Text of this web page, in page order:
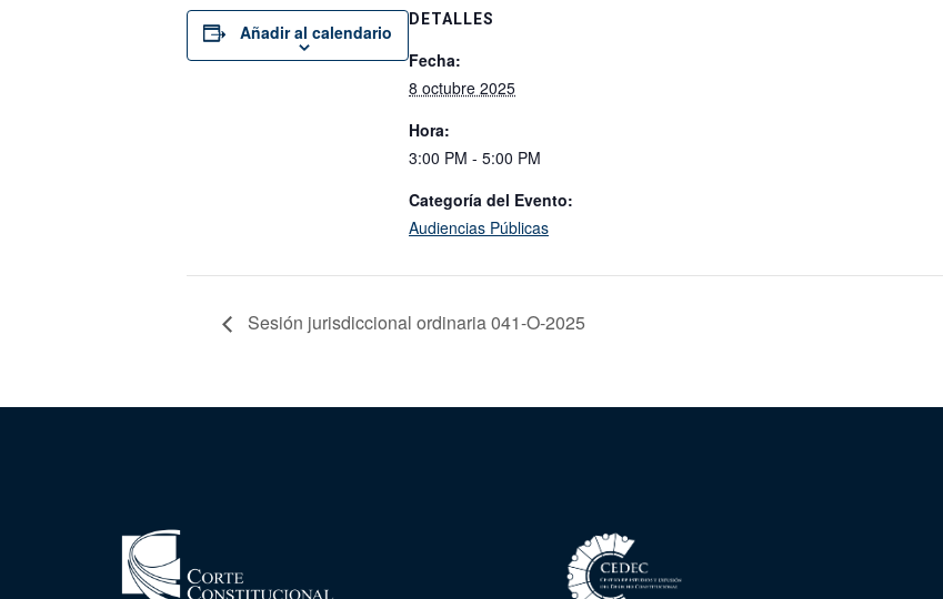
Añadir al calendario
DETALLES
Fecha:
8 octubre 2025
Hora:
3:00 PM - 5:00 PM
Categoría del Evento:
Audiencias Públicas
Sesión jurisdiccional ordinaria 041-O-2025